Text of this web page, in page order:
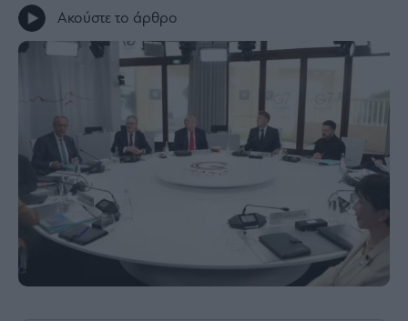
Room
301
Media
Winners
&
Losers
Επι-
θετικά
Rumors
Ακούστε το άρθρο